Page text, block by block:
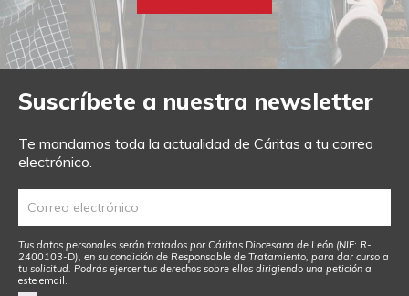
Suscríbete a nuestra newsletter
Te mandamos toda la actualidad de Cáritas a tu correo
electrónico.
Tus datos personales serán tratados por Cáritas Diocesana de León (NIF: R-
2400103-D), en su condición de Responsable de Tratamiento, para dar curso a
tu solicitud. Podrás ejercer tus derechos sobre ellos dirigiendo una petición a
este email.